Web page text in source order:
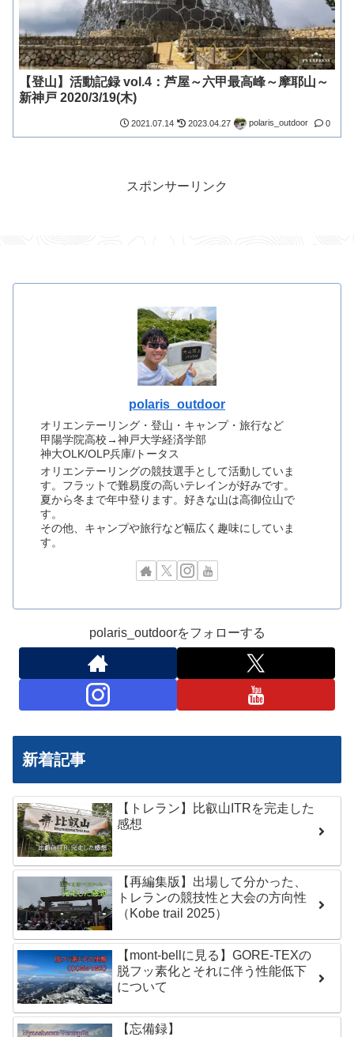
【登山】活動記録 vol.4：芦屋～六甲最高峰～摩耶山～
新神戸 2020/3/19(木)
2021.07.14 2023.04.27 polaris_outdoor 0
スポンサーリンク
polaris_outdoor
オリエンテーリング・登山・キャンプ・旅行など
甲陽学院高校→神戸大学経済学部
神大OLK/OLP兵庫/トータス
オリエンテーリングの競技選手として活動していま
す。フラットで難易度の高いテレインが好みです。
夏から冬まで年中登ります。好きな山は高御位山で
す。
その他、キャンプや旅行など幅広く趣味にしていま
す。
polaris_outdoorをフォローする
新着記事
【トレラン】比叡山ITRを完走した
感想
【再編集版】出場して分かった、
トレランの競技性と大会の方向性
（Kobe trail 2025）
【mont-bellに見る】GORE-TEXの
脱フッ素化とそれに伴う性能低下
について
【忘備録】